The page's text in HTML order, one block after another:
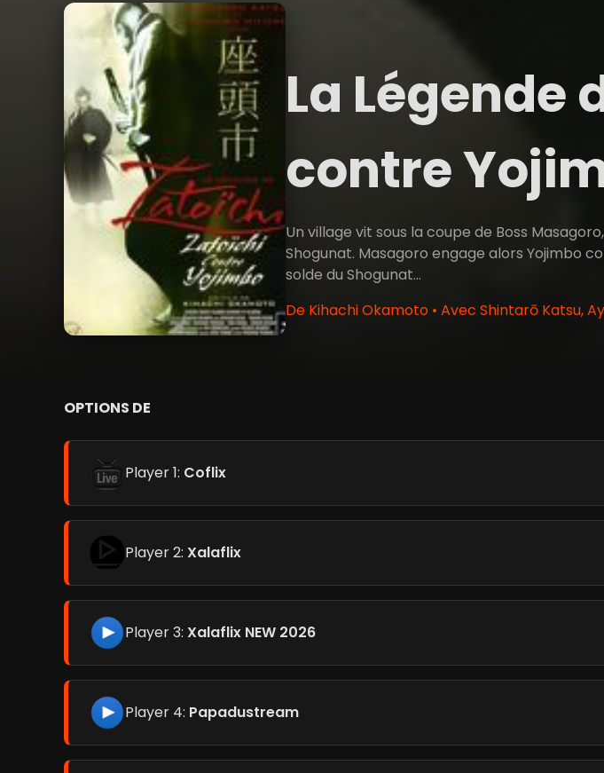
La Légende
contre
Un village vit sous la coupe de Boss
Shogunat. Masagoro engage alors Yojimbo
solde du Shogunat...
De Kihachi Okamoto • Avec Shintarō Katsu,
OPTIONS DE
Player 1: Coflix
Player 2: Xalaflix
Player 3: Xalaflix NEW 2026
Player 4: Papadustream